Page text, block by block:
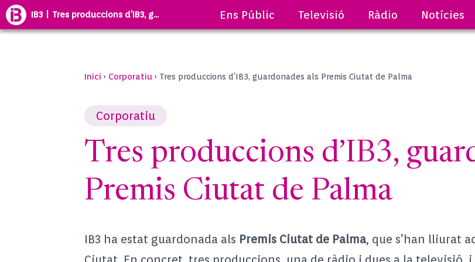
IB3 | Tres produccions d’IB3, g... Ens Públic Televisió Ràdio Notícies
Inici › Corporatiu › Tres produccions d’IB3, guardonades als Premis Ciutat de Palma
Corporatiu
Tres produccions d’IB3,
Premis Ciutat de Palma
IB3 ha estat guardonada als Premis Ciutat de Palma, que s’han lliurat